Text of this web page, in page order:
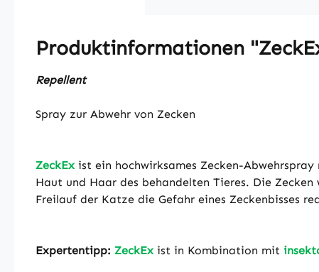
Produktinformationen
Repellent
Spray zur Abwehr von Zecken
ZeckExist ein hochwirksames Zecken-
Haut und Haar des behandelten Tieres. Die
Freilauf der Katze die Gefahr eines Zeckenbisses
Expertentipp: ZeckExist in Kombination mit